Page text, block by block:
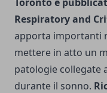
Respiratory and
apporta importanti
mettere in atto un
patologie collegate
durante il sonno.